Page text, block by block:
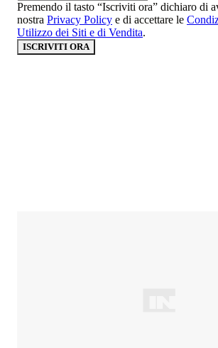
Premendo il tasto “Iscriviti ora” dichiaro di
nostra Privacy Policy e di accettare le
Utilizzo dei Siti e di Vendita.
ISCRIVITI ORA